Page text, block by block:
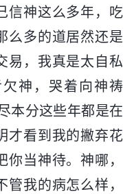
信神这么多年，吃
么多的道居然还是
易，我真是太自私
神，哭着向神祷
本分这些年都是在
才看到我的撇弃花
当神待。神哪，
我的病怎么样，